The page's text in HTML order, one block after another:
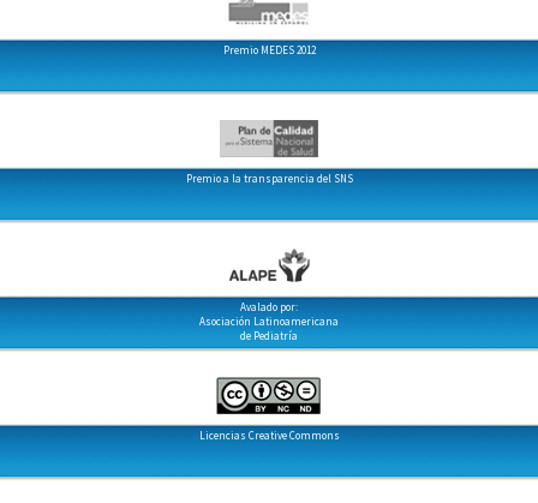
Premio MEDES 2012
Premio a la transparencia del SNS
Avalado por:
Asociación Latinoamericana
de Pediatría
Licencias Creative Commons